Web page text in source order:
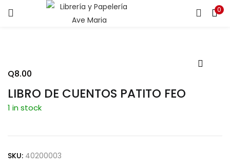
0
ENTRAR REGISTRARSE
Recuérdame
LIBRO DE CUENTOS PATITO FEO
Q8.00
1 in stock
SKU: 40200003